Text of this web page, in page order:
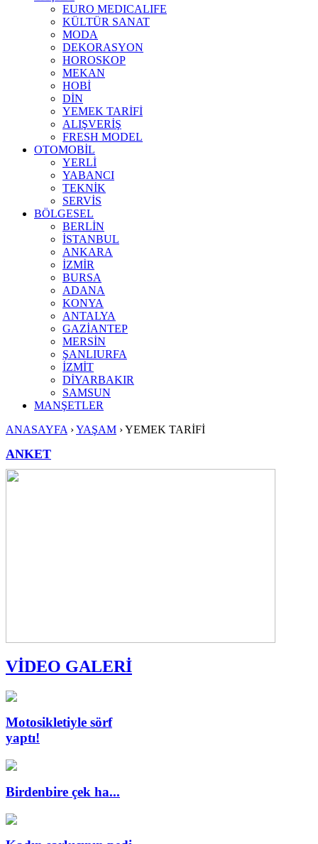
EURO MEDICALIFE
KÜLTÜR SANAT
MODA
DEKORASYON
HOROSKOP
MEKAN
HOBİ
DİN
YEMEK TARİFİ
ALIŞVERİŞ
FRESH MODEL
OTOMOBİL
YERLİ
YABANCI
TEKNİK
SERVİS
BÖLGESEL
BERLİN
İSTANBUL
ANKARA
İZMİR
BURSA
ADANA
KONYA
ANTALYA
GAZİANTEP
MERSİN
ŞANLIURFA
İZMİT
DİYARBAKIR
SAMSUN
MANŞETLER
ANASAYFA ›YAŞAM ›YEMEK TARİFİ
ANKET
VİDEO GALERİ
Motosikletiyle sörf
yaptı!
Birdenbire çek ha...